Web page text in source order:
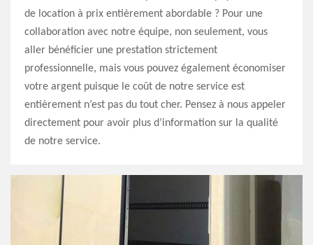
de location à prix entièrement abordable ? Pour une
collaboration avec notre équipe, non seulement, vous
aller bénéficier une prestation strictement
professionnelle, mais vous pouvez également économiser
votre argent puisque le coût de notre service est
entièrement n’est pas du tout cher. Pensez à nous appeler
directement pour avoir plus d’information sur la qualité
de notre service.